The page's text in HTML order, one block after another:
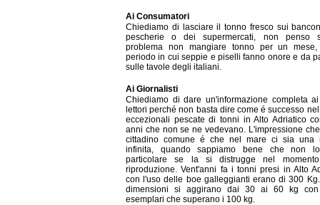
Ai Consumatori
Chiediamo di lasciare il tonno fresco sui
pescherie o dei supermercati, non penso
problema non mangiare tonno per un
periodo in cui seppie e piselli fanno onore e da
sulle tavole degli italiani.
Ai Giornalisti
Chiediamo di dare un'informazione completa
lettori perché non basta dire come é successo
eccezionali pescate di tonni in Alto Adriatico
anni che non se ne vedevano. L'impressione
cittadino comune é che nel mare ci sia una
infinita, quando sappiamo bene che non
particolare se la si distrugge nel
riproduzione. Vent'anni fa i tonni presi in Alto
con l'uso delle boe galleggianti erano di 300
dimensioni si aggirano dai 30 ai 60 kg
esemplari che superano i 100 kg.